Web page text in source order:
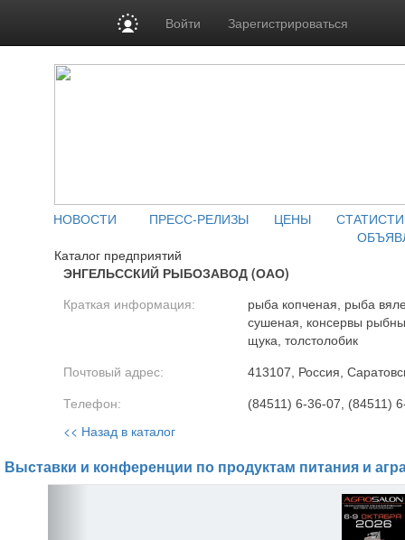
Войти Зарегистрироваться
НОВОСТИ ПРЕСС-РЕЛИЗЫ ЦЕНЫ
Каталог предприятий
ЭНГЕЛЬССКИЙ РЫБОЗАВОД (ОАО)
Краткая информация:
рыба копченая, рыба
сушеная, консервы
щука, толстолобик
Почтовый адрес: 413107, Россия,
Телефон: (84511) 6-36-07, (84511)
<< Назад в каталог
Выставки и конференции по продуктам питания и